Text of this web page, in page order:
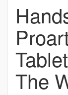
The